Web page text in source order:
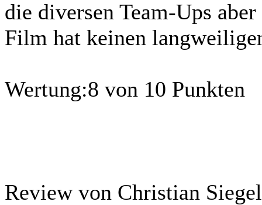
die diversen Team-Ups
Film hat keinen
Wertung:8 von 10 Punkten
Review von Christian